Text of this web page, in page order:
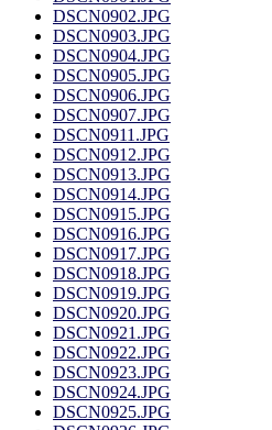
DSCN0902.JPG
DSCN0903.JPG
DSCN0904.JPG
DSCN0905.JPG
DSCN0906.JPG
DSCN0907.JPG
DSCN0911.JPG
DSCN0912.JPG
DSCN0913.JPG
DSCN0914.JPG
DSCN0915.JPG
DSCN0916.JPG
DSCN0917.JPG
DSCN0918.JPG
DSCN0919.JPG
DSCN0920.JPG
DSCN0921.JPG
DSCN0922.JPG
DSCN0923.JPG
DSCN0924.JPG
DSCN0925.JPG